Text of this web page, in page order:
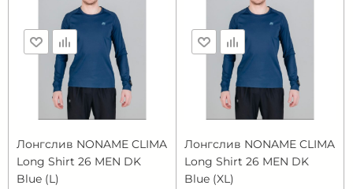
Лонгслив NONAME CLIMA
Long Shirt 26 MEN DK
Blue (L)
Лонгслив NONAME CLIMA
Long Shirt 26 MEN DK
Blue (XL)